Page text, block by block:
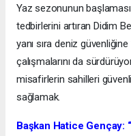
Yaz sezonunun
tedbirlerini artıran Didim
yanı sıra deniz
çalışmalarını da
misafirlerin sahilleri
sağlamak.
Başkan Hatice Gençay: